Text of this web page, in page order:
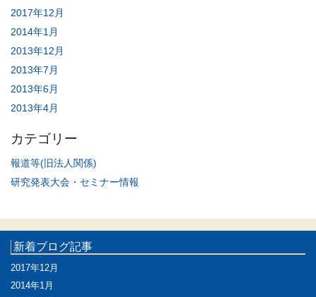
2017年12月
2014年1月
2013年12月
2013年7月
2013年6月
2013年4月
カテゴリー
報道等(旧法人関係)
研究発表大会・セミナー情報
新着ブログ記事
2017年12月
2014年1月